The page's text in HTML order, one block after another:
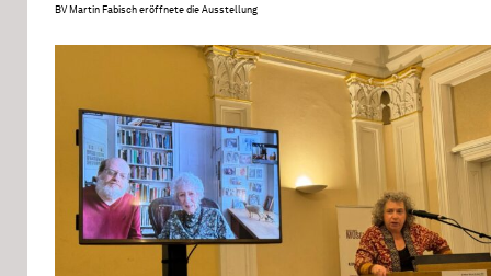
BV Martin Fabisch eröffnete die Ausstellung